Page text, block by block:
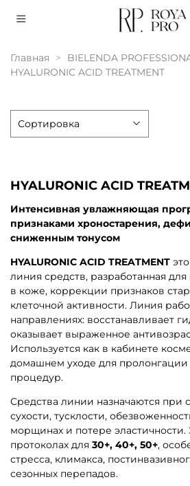
Главная
BIELENDA
HYALURONIC ACID TREATMENT
HYALURONIC ACID
Интенсивная увлажняющая
признаками хроностарения,
сниженным тонусом
HYALURONIC ACID TREATMENT
линия средств, разработанная
в коже, коррекции признаков
клеточной активности. Линия
направлениях: восстанавливает
оказывает выраженное
Используется как в кабинете
домашнем уходе для пролонгации
процедур.
Средства линии назначаются при
сухости, тусклости,
морщинах и потере
протоколах для 30+, 40+, 50+,
стресса, климакса,
сезонных перепадов.